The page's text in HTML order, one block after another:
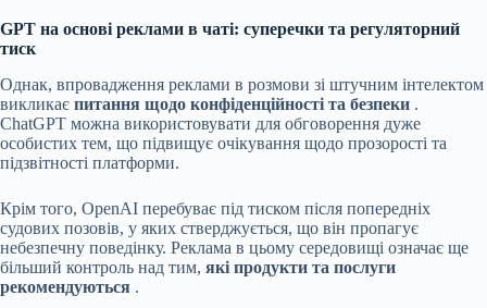
GPT на основі реклами в чаті: суперечки та регуляторний
тиск
Однак, впровадження реклами в розмови зі штучним інтелектом
викликає питання щодо конфіденційності та безпеки .
ChatGPT можна використовувати для обговорення дуже
особистих тем, що підвищує очікування щодо прозорості та
підзвітності платформи.
Крім того, OpenAI перебуває під тиском після попередніх
судових позовів, у яких стверджується, що він пропагує
небезпечну поведінку. Реклама в цьому середовищі означає ще
більший контроль над тим, які продукти та послуги
рекомендуються .